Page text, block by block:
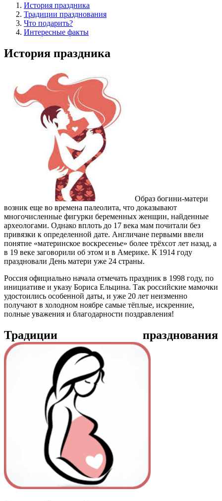
История праздника
Традиции празднования
Что подарить?
Интересные факты
История праздника
Образ богини-матери
возник еще во времена палеолита, что доказывают
многочисленные фигурки беременных женщин, найденные
археологами. Однако вплоть до 17 века мам почитали без
привязки к определенной дате. Англичане первыми ввели
понятие «материнское воскресенье» более трёхсот лет назад, а
в 19 веке заговорили об этом и в Америке. К 1914 году
праздновали День матери уже 24 страны.
Россия официально начала отмечать праздник в 1998 году, по
инициативе и указу Бориса Ельцина. Так российские мамочки
удостоились особенной даты, и уже 20 лет неизменно
получают в холодном ноябре самые тёплые, искренние,
полные уважения и благодарности поздравления!
Традиции празднования